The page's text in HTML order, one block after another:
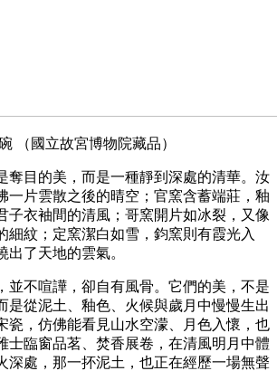
（國立故宮博物院藏品）
奪目的美，而是一種靜到深處的清華。汝
一片雲散之後的晴空；官窯含蓄端莊，釉
子衣袖間的清風；哥窯開片如冰裂，又像
細紋；定窯潔白如雪，鈞窯則有霞光入
出了天地的雲氣。
並不喧譁，卻自有風骨。它們的美，不是
是從泥土、釉色、火候與歲月中慢慢生出
瓷，仿佛能看見山水空濛、月色入懷，也
士臨窗品茗、焚香展卷，在清風明月中體
深處，那一抔泥土，也正在經歷一場無聲